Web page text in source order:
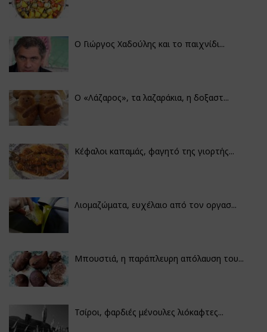
Ο Γιώργος Χαδούλης και το παιχνίδι...
Ο «Λάζαρος», τα λαζαράκια, η δοξαστ...
Κέφαλοι καπαμάς, φαγητό της γιορτής...
Λιομαζώματα, ευχέλαιο από τον οργασ...
Μπουστιά, η παράπλευρη απόλαυση του...
Τσίροι, φαρδιές μένουλες λιόκαφτες...